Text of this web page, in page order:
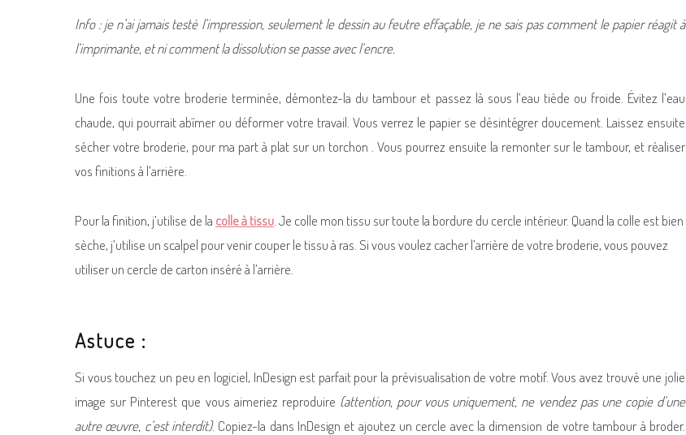
Info : je n’ai jamais testé l’impression, seulement le dessin au feutre effaçable, je ne sais pas comment le papier réagit à
l’imprimante, et ni comment la dissolution se passe avec l’encre.
Une fois toute votre broderie terminée, démontez-la du tambour et passez là sous l’eau tiède ou froide. Évitez l’eau
chaude, qui pourrait abîmer ou déformer votre travail. Vous verrez le papier se désintégrer doucement. Laissez ensuite
sécher votre broderie, pour ma part à plat sur un torchon . Vous pourrez ensuite la remonter sur le tambour, et réaliser
vos finitions à l’arrière.
Pour la finition, j’utilise de la colle à tissu . Je colle mon tissu sur toute la bordure du cercle intérieur. Quand la colle est bien
sèche, j’utilise un scalpel pour venir couper le tissu à ras. Si vous voulez cacher l’arrière de votre broderie, vous pouvez
utiliser un cercle de carton inséré à l’arrière.
Astuce :
Si vous touchez un peu en logiciel, InDesign est parfait pour la prévisualisation de votre motif. Vous avez trouvé une jolie
image sur Pinterest que vous aimeriez reproduire (attention, pour vous uniquement, ne vendez pas une copie d’une
autre œuvre, c’est interdit). Copiez-la dans InDesign et ajoutez un cercle avec la dimension de votre tambour à broder.